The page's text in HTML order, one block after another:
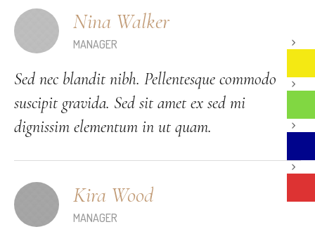
Nina Walker
MANAGER
Sed nec blandit nibh. Pellentesque commodo
suscipit gravida. Sed sit amet ex sed mi
dignissim elementum in ut quam.
Kira Wood
MANAGER